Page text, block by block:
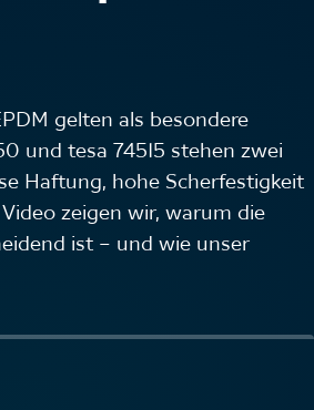
gelten als besondere
und tesa 74515 stehen zwei
Haftung, hohe Scherfestigkeit
zeigen wir, warum die
ist – und wie unser